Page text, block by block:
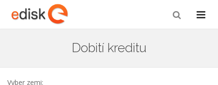
Dobití kreditu
Vyber zemi: